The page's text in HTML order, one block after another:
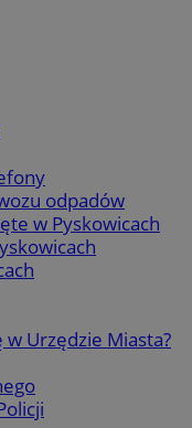
odpadów
w Pyskowicach
w Urzędzie Miasta?